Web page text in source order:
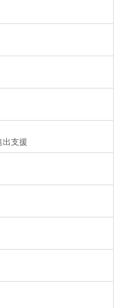
出支援